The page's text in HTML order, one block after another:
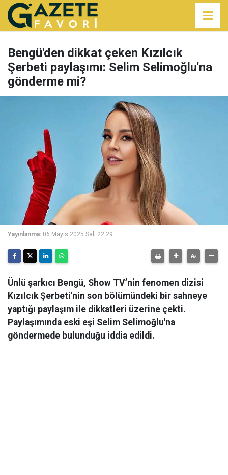
Bengü'den dikkat çeken Kızılcık
Şerbeti paylaşımı: Selim Selimoğlu'na
gönderme mi?
Yayınlanma: 06 Mayıs 2025 Salı 22:29
Ünlü şarkıcı Bengü, Show TV’nin fenomen dizisi
Kızılcık Şerbeti'nin son bölümündeki bir sahneye
yaptığı paylaşım ile dikkatleri üzerine çekti.
Paylaşımında eski eşi Selim Selimoğlu'na
göndermede bulunduğu iddia edildi.